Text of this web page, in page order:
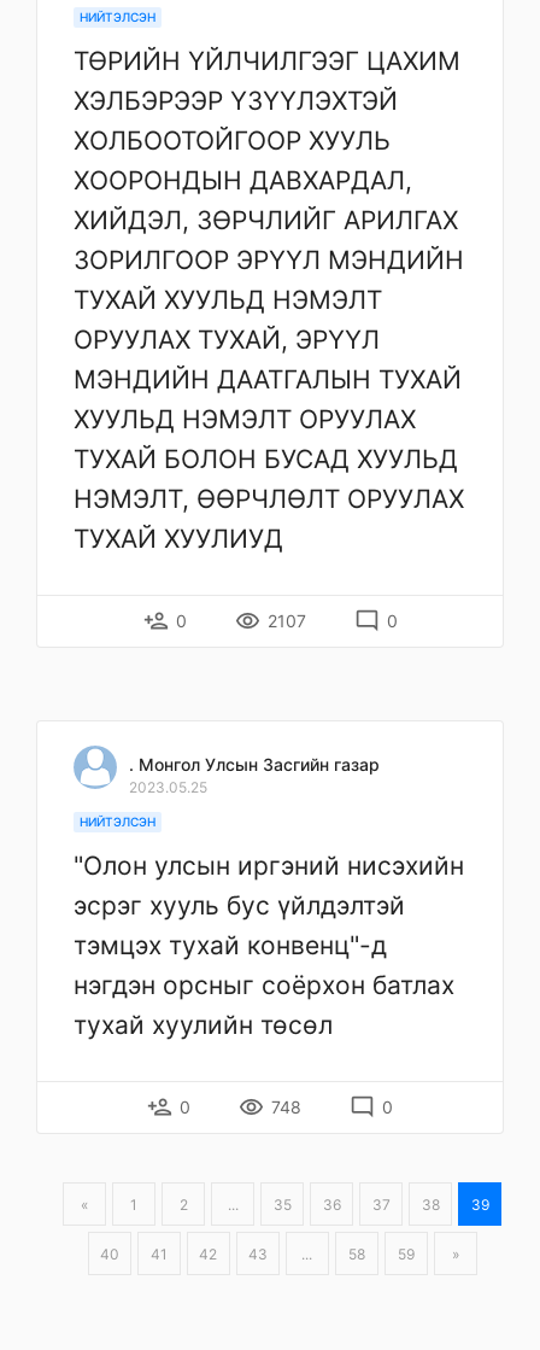
НИЙТЭЛСЭН
ТӨРИЙН ҮЙЛЧИЛГЭЭГ ЦАХИМ
ХЭЛБЭРЭЭР ҮЗҮҮЛЭХТЭЙ
ХОЛБООТОЙГООР ХУУЛЬ
ХООРОНДЫН ДАВХАРДАЛ,
ХИЙДЭЛ, ЗӨРЧЛИЙГ АРИЛГАХ
ЗОРИЛГООР ЭРҮҮЛ МЭНДИЙН
ТУХАЙ ХУУЛЬД НЭМЭЛТ
ОРУУЛАХ ТУХАЙ, ЭРҮҮЛ
МЭНДИЙН ДААТГАЛЫН ТУХАЙ
ХУУЛЬД НЭМЭЛТ ОРУУЛАХ
ТУХАЙ БОЛОН БУСАД ХУУЛЬД
НЭМЭЛТ, ӨӨРЧЛӨЛТ ОРУУЛАХ
ТУХАЙ ХУУЛИУД
person_add 0 remove_red_eye 2107 mode_comment 0
. Монгол Улсын Засгийн газар
2023.05.25
НИЙТЭЛСЭН
"Олон улсын иргэний нисэхийн
эсрэг хууль бус үйлдэлтэй
тэмцэх тухай конвенц"-д
нэгдэн орсныг соёрхон батлах
тухай хуулийн төсөл
person_add 0 remove_red_eye 748 mode_comment 0
« 1 2 ... 35 36 37 38 39
40 41 42 43 ... 58 59 »